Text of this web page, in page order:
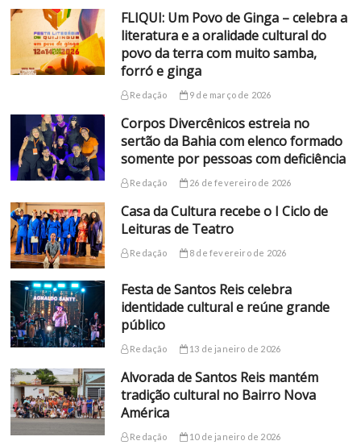
FLIQUI: Um Povo de Ginga – celebra a
literatura e a oralidade cultural do
povo da terra com muito samba,
forró e ginga
Redação 9 de março de 2026
Corpos Divercênicos estreia no
sertão da Bahia com elenco formado
somente por pessoas com deficiência
Redação 26 de fevereiro de 2026
Casa da Cultura recebe o I Ciclo de
Leituras de Teatro
Redação 8 de fevereiro de 2026
Festa de Santos Reis celebra
identidade cultural e reúne grande
público
Redação 13 de janeiro de 2026
Alvorada de Santos Reis mantém
tradição cultural no Bairro Nova
América
Redação 10 de janeiro de 2026